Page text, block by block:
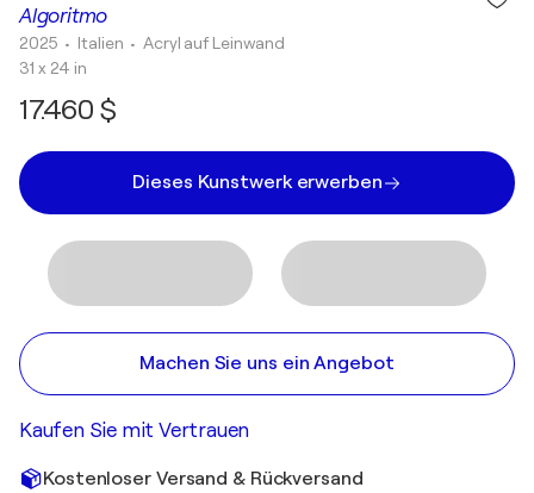
Algoritmo
2025 • Italien • Acryl auf Leinwand
31 x 24 in
17.460 $
Dieses Kunstwerk erwerben
Machen Sie uns ein Angebot
Kaufen Sie mit Vertrauen
Kostenloser Versand & Rückversand